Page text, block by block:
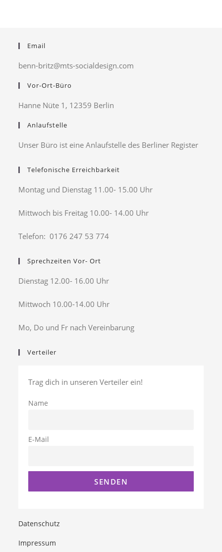
Email
benn-britz@mts-socialdesign.com
Vor-Ort-Büro
Hanne Nüte 1, 12359 Berlin
Anlaufstelle
Unser Büro ist eine Anlaufstelle des Berliner Register
Telefonische Erreichbarkeit
Montag und Dienstag 11.00- 15.00 Uhr
Mittwoch bis Freitag 10.00- 14.00 Uhr
Telefon: 0176 247 53 774
Sprechzeiten Vor- Ort
Dienstag 12.00- 16.00 Uhr
Mittwoch 10.00-14.00 Uhr
Mo, Do und Fr nach Vereinbarung
Verteiler
Trag dich in unseren Verteiler ein!
Name
E-Mail
Datenschutz
Impressum